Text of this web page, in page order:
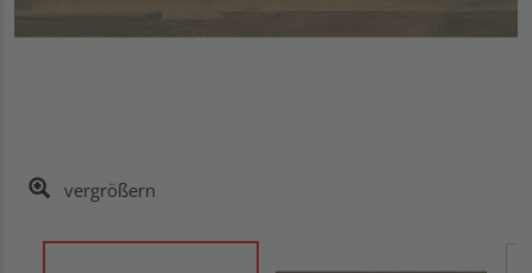
vergrößern